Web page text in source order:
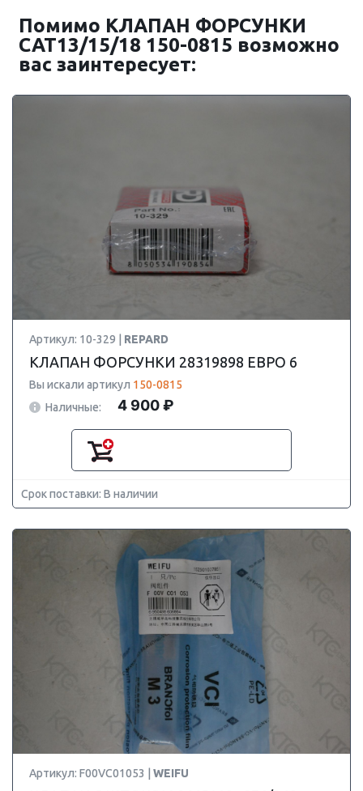
Помимо КЛАПАН ФОРСУНКИ
CAT13/15/18 150-0815 возможно
вас заинтересует:
Артикул: 10-329 | REPARD
КЛАПАН ФОРСУНКИ 28319898 ЕВРО 6
Вы искали артикул 150-0815
Наличные:
4 900 ₽
Срок поставки: В наличии
Артикул: F00VC01053 | WEIFU